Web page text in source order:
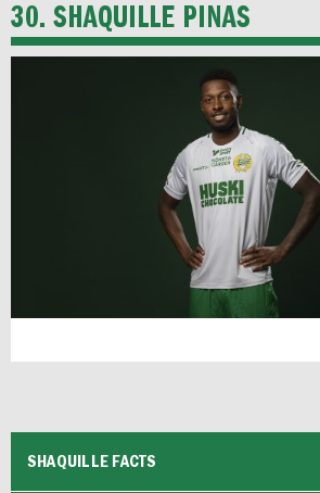
30. SHAQUILLE PINAS
SHAQUILLE FACTS